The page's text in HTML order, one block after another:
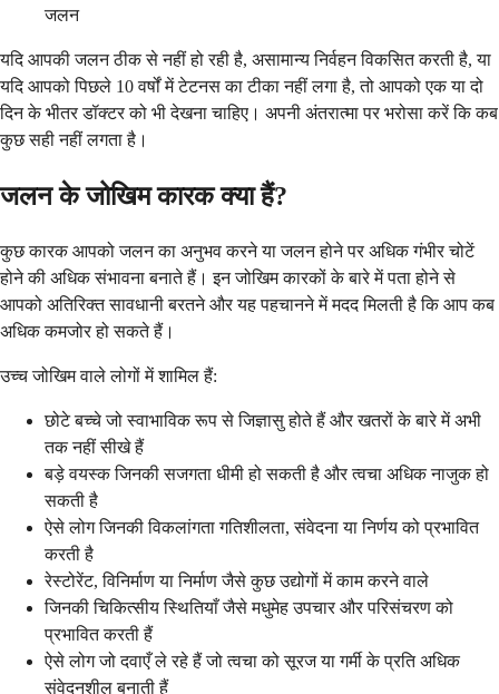
जलन
यदि आपकी जलन ठीक से नहीं हो रही है, असामान्य निर्वहन विकसित करती है, या
यदि आपको पिछले 10 वर्षों में टेटनस का टीका नहीं लगा है, तो आपको एक या दो
दिन के भीतर डॉक्टर को भी देखना चाहिए। अपनी अंतरात्मा पर भरोसा करें कि कब
कुछ सही नहीं लगता है।
जलन के जोखिम कारक क्या हैं?
कुछ कारक आपको जलन का अनुभव करने या जलन होने पर अधिक गंभीर चोटें
होने की अधिक संभावना बनाते हैं। इन जोखिम कारकों के बारे में पता होने से
आपको अतिरिक्त सावधानी बरतने और यह पहचानने में मदद मिलती है कि आप कब
अधिक कमजोर हो सकते हैं।
उच्च जोखिम वाले लोगों में शामिल हैं:
छोटे बच्चे जो स्वाभाविक रूप से जिज्ञासु होते हैं और खतरों के बारे में अभी
तक नहीं सीखे हैं
बड़े वयस्क जिनकी सजगता धीमी हो सकती है और त्वचा अधिक नाजुक हो
सकती है
ऐसे लोग जिनकी विकलांगता गतिशीलता, संवेदना या निर्णय को प्रभावित
करती है
रेस्टोरेंट, विनिर्माण या निर्माण जैसे कुछ उद्योगों में काम करने वाले
जिनकी चिकित्सीय स्थितियाँ जैसे मधुमेह उपचार और परिसंचरण को
प्रभावित करती हैं
ऐसे लोग जो दवाएँ ले रहे हैं जो त्वचा को सूरज या गर्मी के प्रति अधिक
संवेदनशील बनाती हैं